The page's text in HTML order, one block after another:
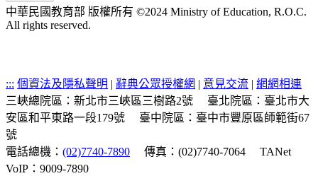
中華民國教育部 版權所有 ©2024 Ministry of Education, R.O.C.
All rights reserved.
::: 個資法及隱私聲明 | 辭典公眾授權網 | 意見交流 | 網網相連
三峽總院區：新北市三峽區三樹路2號
臺北院區：臺北市大
安區和平東路一段179號
臺中院區：臺中市豐原區師範街67
號
電話總機： (02)7740-7890 傳真：(02)7740-7064
TANet
VoIP：9009-7890